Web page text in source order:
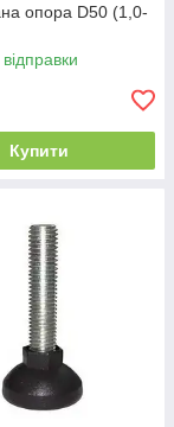
опора D50 (1,0-
Купити